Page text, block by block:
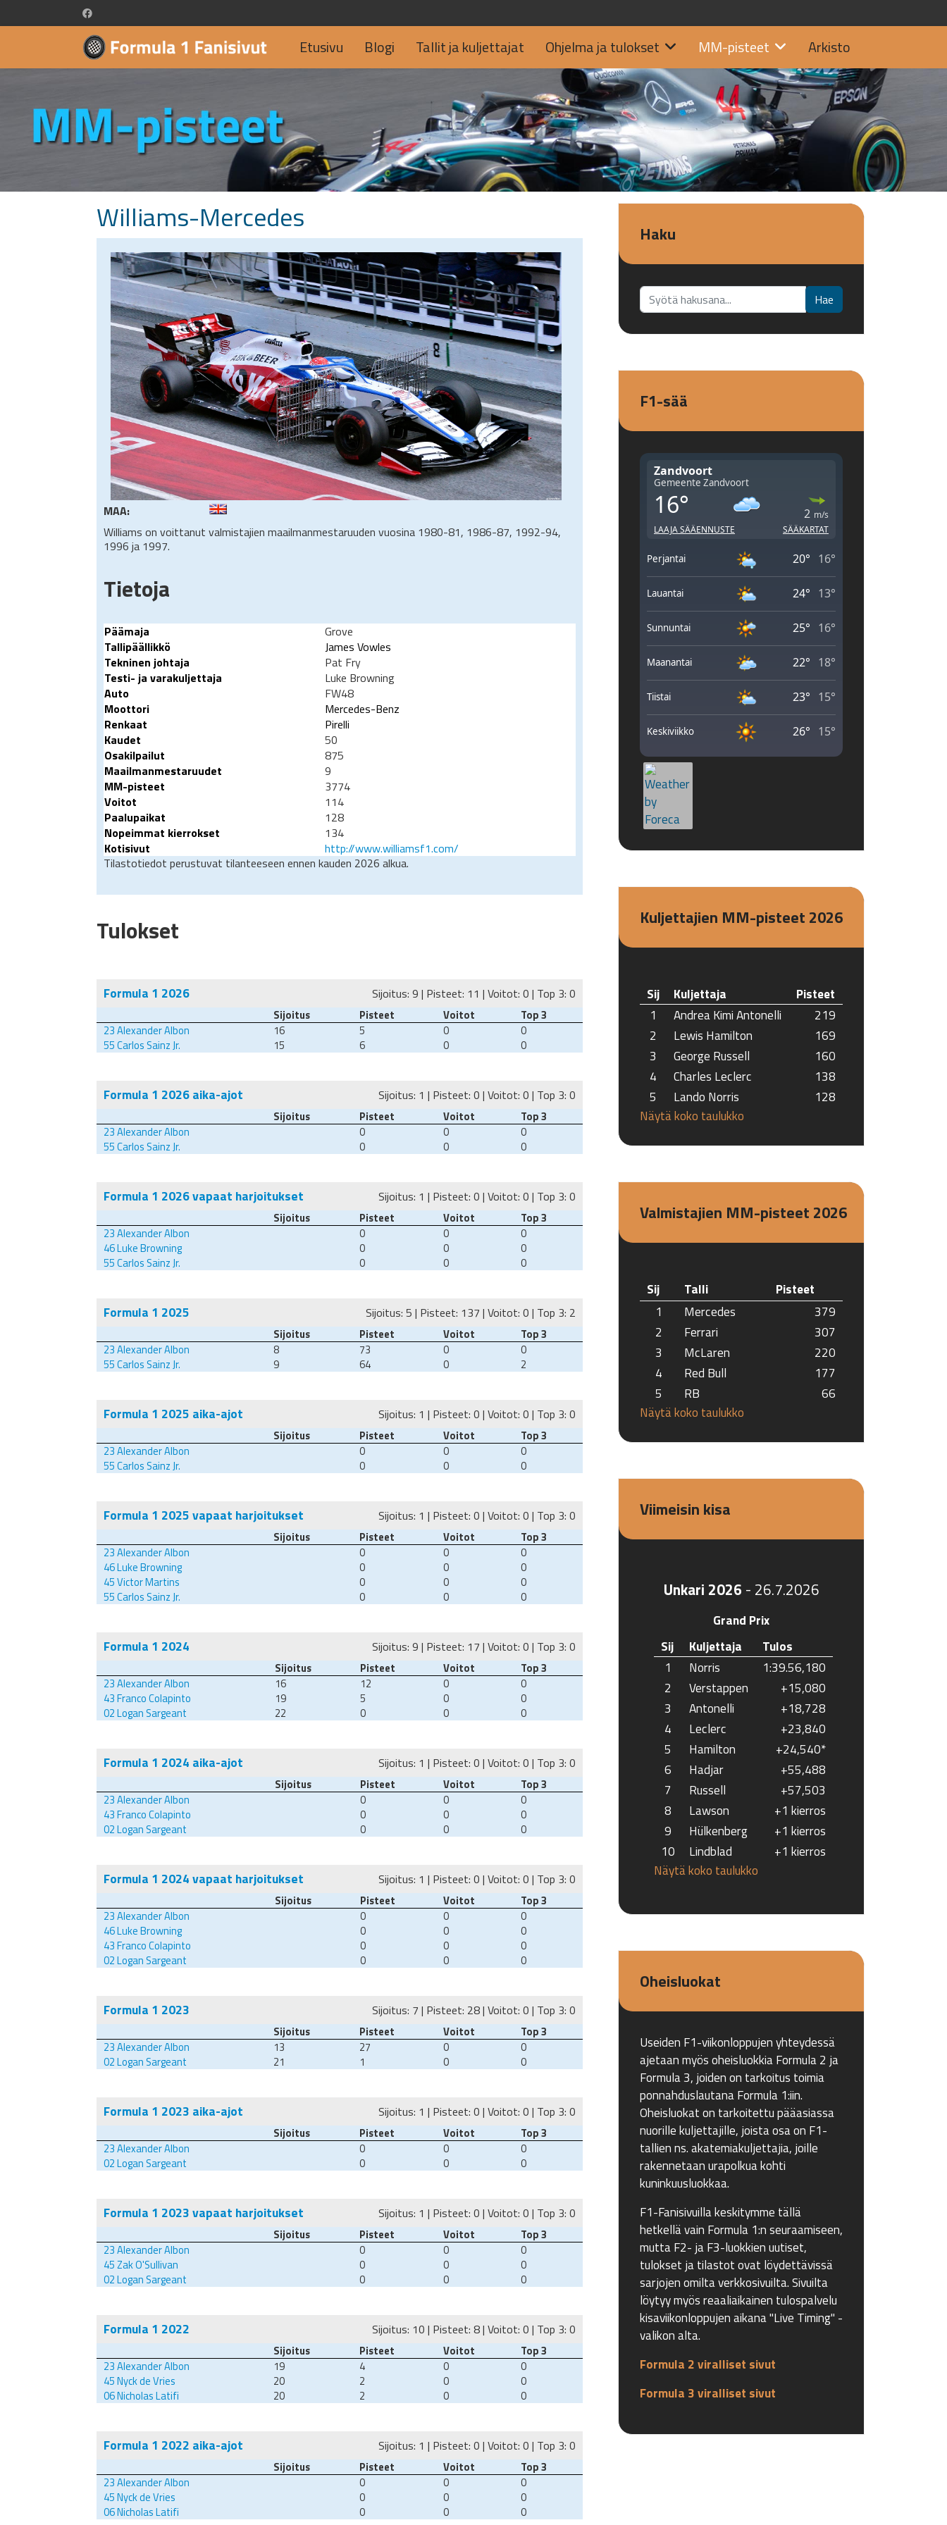
Etusivu Blogi Tallit ja kuljettajat Ohjelma ja tulokset MM-pisteet Arkisto
Williams-Mercedes
MAA:
Williams on voittanut valmistajien maailmanmestaruuden vuosina 1980-81, 1986-87, 1992-94,
1996 ja 1997.
Tietoja
Päämaja
Grove
Tallipäällikkö
James Vowles
Tekninen johtaja
Pat Fry
Testi- ja varakuljettaja
Luke Browning
Auto
FW48
Moottori
Mercedes-Benz
Renkaat
Pirelli
Kaudet
50
Osakilpailut
875
Maailmanmestaruudet
9
MM-pisteet
3774
Voitot
114
Paalupaikat
128
Nopeimmat kierrokset
134
Kotisivut
http://www.williamsf1.com/
Tilastotiedot perustuvat tilanteeseen ennen kauden 2026 alkua.
Tulokset
Formula 1 2026 Sijoitus: 9 | Pisteet: 11 | Voitot: 0 | Top 3: 0
Sijoitus Pisteet Voitot
Top 3
23Alexander Albon 16 5 0
0
55Carlos Sainz Jr. 15 6 0 0
Formula 1 2026 aika-ajot Sijoitus: 1 | Pisteet: 0 | Voitot: 0 | Top 3: 0
Sijoitus Pisteet Voitot
Top 3
23Alexander Albon 0 0
0
55Carlos Sainz Jr. 0 0 0
Formula 1 2026 vapaat harjoitukset Sijoitus: 1 | Pisteet: 0 | Voitot: 0 | Top 3: 0
Sijoitus Pisteet Voitot
Top 3
23Alexander Albon 0 0
0
46Luke Browning 0 0
0
55Carlos Sainz Jr. 0 0 0
Formula 1 2025 Sijoitus: 5 | Pisteet: 137 | Voitot: 0 | Top 3: 2
Sijoitus Pisteet Voitot
Top 3
23Alexander Albon 8 73 0
0
55Carlos Sainz Jr. 9 64 0 2
Formula 1 2025 aika-ajot Sijoitus: 1 | Pisteet: 0 | Voitot: 0 | Top 3: 0
Sijoitus Pisteet Voitot
Top 3
23Alexander Albon 0 0
0
55Carlos Sainz Jr. 0 0 0
Formula 1 2025 vapaat harjoitukset Sijoitus: 1 | Pisteet: 0 | Voitot: 0 | Top 3: 0
Sijoitus Pisteet Voitot
Top 3
23Alexander Albon 0 0
0
46Luke Browning 0 0
0
45Victor Martins 0 0
0
55Carlos Sainz Jr. 0 0 0
Formula 1 2024 Sijoitus: 9 | Pisteet: 17 | Voitot: 0 | Top 3: 0
Sijoitus Pisteet Voitot
Top 3
23Alexander Albon 16 12 0
0
43Franco Colapinto 19 5 0
0
02Logan Sargeant 22 0 0 0
Formula 1 2024 aika-ajot Sijoitus: 1 | Pisteet: 0 | Voitot: 0 | Top 3: 0
Sijoitus Pisteet Voitot
Top 3
23Alexander Albon 0 0
0
43Franco Colapinto 0 0
0
02Logan Sargeant 0 0 0
Formula 1 2024 vapaat harjoitukset Sijoitus: 1 | Pisteet: 0 | Voitot: 0 | Top 3: 0
Sijoitus Pisteet Voitot
Top 3
23Alexander Albon 0 0
0
46Luke Browning 0 0
0
43Franco Colapinto 0 0
0
02Logan Sargeant 0 0 0
Formula 1 2023 Sijoitus: 7 | Pisteet: 28 | Voitot: 0 | Top 3: 0
Sijoitus Pisteet Voitot
Top 3
23Alexander Albon 13 27 0
0
02Logan Sargeant 21 1 0 0
Formula 1 2023 aika-ajot Sijoitus: 1 | Pisteet: 0 | Voitot: 0 | Top 3: 0
Sijoitus Pisteet Voitot
Top 3
23Alexander Albon 0 0
0
02Logan Sargeant 0 0 0
Formula 1 2023 vapaat harjoitukset Sijoitus: 1 | Pisteet: 0 | Voitot: 0 | Top 3: 0
Sijoitus Pisteet Voitot
Top 3
23Alexander Albon 0 0
0
45Zak O'Sullivan 0 0
0
02Logan Sargeant 0 0 0
Formula 1 2022 Sijoitus: 10 | Pisteet: 8 | Voitot: 0 | Top 3: 0
Sijoitus Pisteet Voitot
Top 3
23Alexander Albon 19 4 0
0
45Nyck de Vries 20 2 0
0
06Nicholas Latifi 20 2 0 0
Formula 1 2022 aika-ajot Sijoitus: 1 | Pisteet: 0 | Voitot: 0 | Top 3: 0
Sijoitus Pisteet Voitot
Top 3
23Alexander Albon 0 0
0
45Nyck de Vries 0 0
0
06Nicholas Latifi 0 0 0
Haku
Etsi... Hae
F1-sää
Kuljettajien MM-pisteet 2026
Sij Kuljettaja
Pisteet
1
Andrea Kimi Antonelli
219
2
Lewis Hamilton
169
3
George Russell
160
4
Charles Leclerc
138
5
Lando Norris
128
Näytä koko taulukko
Valmistajien MM-pisteet 2026
Sij Talli
Pisteet
1
Mercedes
379
2
Ferrari
307
3
McLaren
220
4
Red Bull
177
5
RB
66
Näytä koko taulukko
Viimeisin kisa
Unkari 2026 - 26.7.2026
Grand Prix
Sij
Kuljettaja
Tulos
1
Norris
1:39.56,180
2
Verstappen
+15,080
3
Antonelli
+18,728
4
Leclerc
+23,840
5
Hamilton
+24,540*
6
Hadjar
+55,488
7
Russell
+57,503
8
Lawson
+1 kierros
9
Hülkenberg
+1 kierros
10
Lindblad
+1 kierros
Näytä koko taulukko
Oheisluokat
Useiden F1-viikonloppujen yhteydessä
ajetaan myös oheisluokkia Formula 2 ja
Formula 3, joiden on tarkoitus toimia
ponnahduslautana Formula 1:iin.
Oheisluokat on tarkoitettu pääasiassa
nuorille kuljettajille, joista osa on F1-
tallien ns. akatemiakuljettajia, joille
rakennetaan urapolkua kohti
kuninkuusluokkaa.
F1-Fanisivuilla keskitymme tällä
hetkellä vain Formula 1:n seuraamiseen,
mutta F2- ja F3-luokkien uutiset,
tulokset ja tilastot ovat löydettävissä
sarjojen omilta verkkosivuilta. Sivuilta
löytyy myös reaaliaikainen tulospalvelu
kisaviikonloppujen aikana "Live Timing" -
valikon alta.
Formula 2 viralliset sivut
Formula 3 viralliset sivut